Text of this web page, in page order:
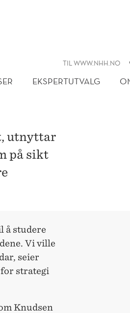
TIL WWW.NHH.NO
EKSPERTUTVALG
utnyttar
på sikt
å studere
Vi ville
seier
strategi
Knudsen